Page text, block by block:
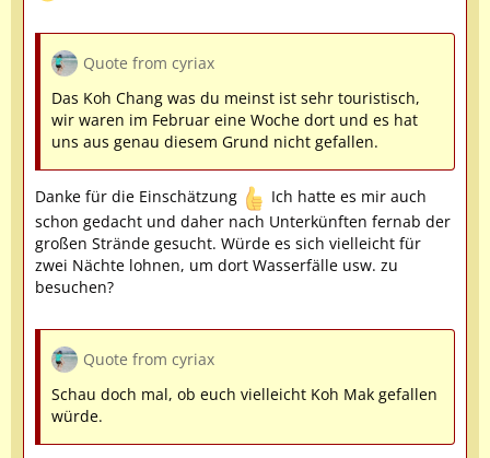
Quote from cyriax
Das Koh Chang was du meinst ist sehr touristisch,
wir waren im Februar eine Woche dort und es hat
uns aus genau diesem Grund nicht gefallen.
Danke für die Einschätzung
Ich hatte es mir auch
schon gedacht und daher nach Unterkünften fernab der
großen Strände gesucht. Würde es sich vielleicht für
zwei Nächte lohnen, um dort Wasserfälle usw. zu
besuchen?
Quote from cyriax
Schau doch mal, ob euch vielleicht Koh Mak gefallen
würde.